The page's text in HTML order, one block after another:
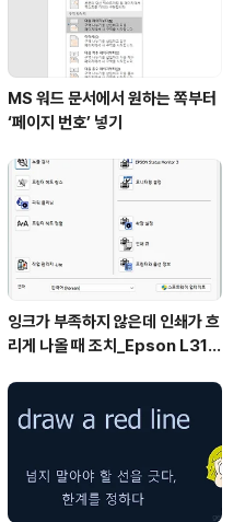
MS 워드 문서에서 원하는 쪽부터
‘페이지 번호’ 넣기
잉크가 부족하지 않은데 인쇄가 흐
리게 나올 때 조치_Epson L315